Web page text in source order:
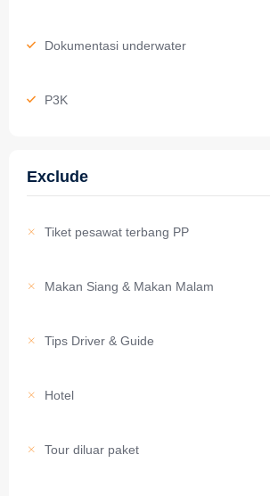
Dokumentasi underwater
P3K
Exclude
Tiket pesawat terbang PP
Makan Siang & Makan Malam
Tips Driver & Guide
Hotel
Tour diluar paket